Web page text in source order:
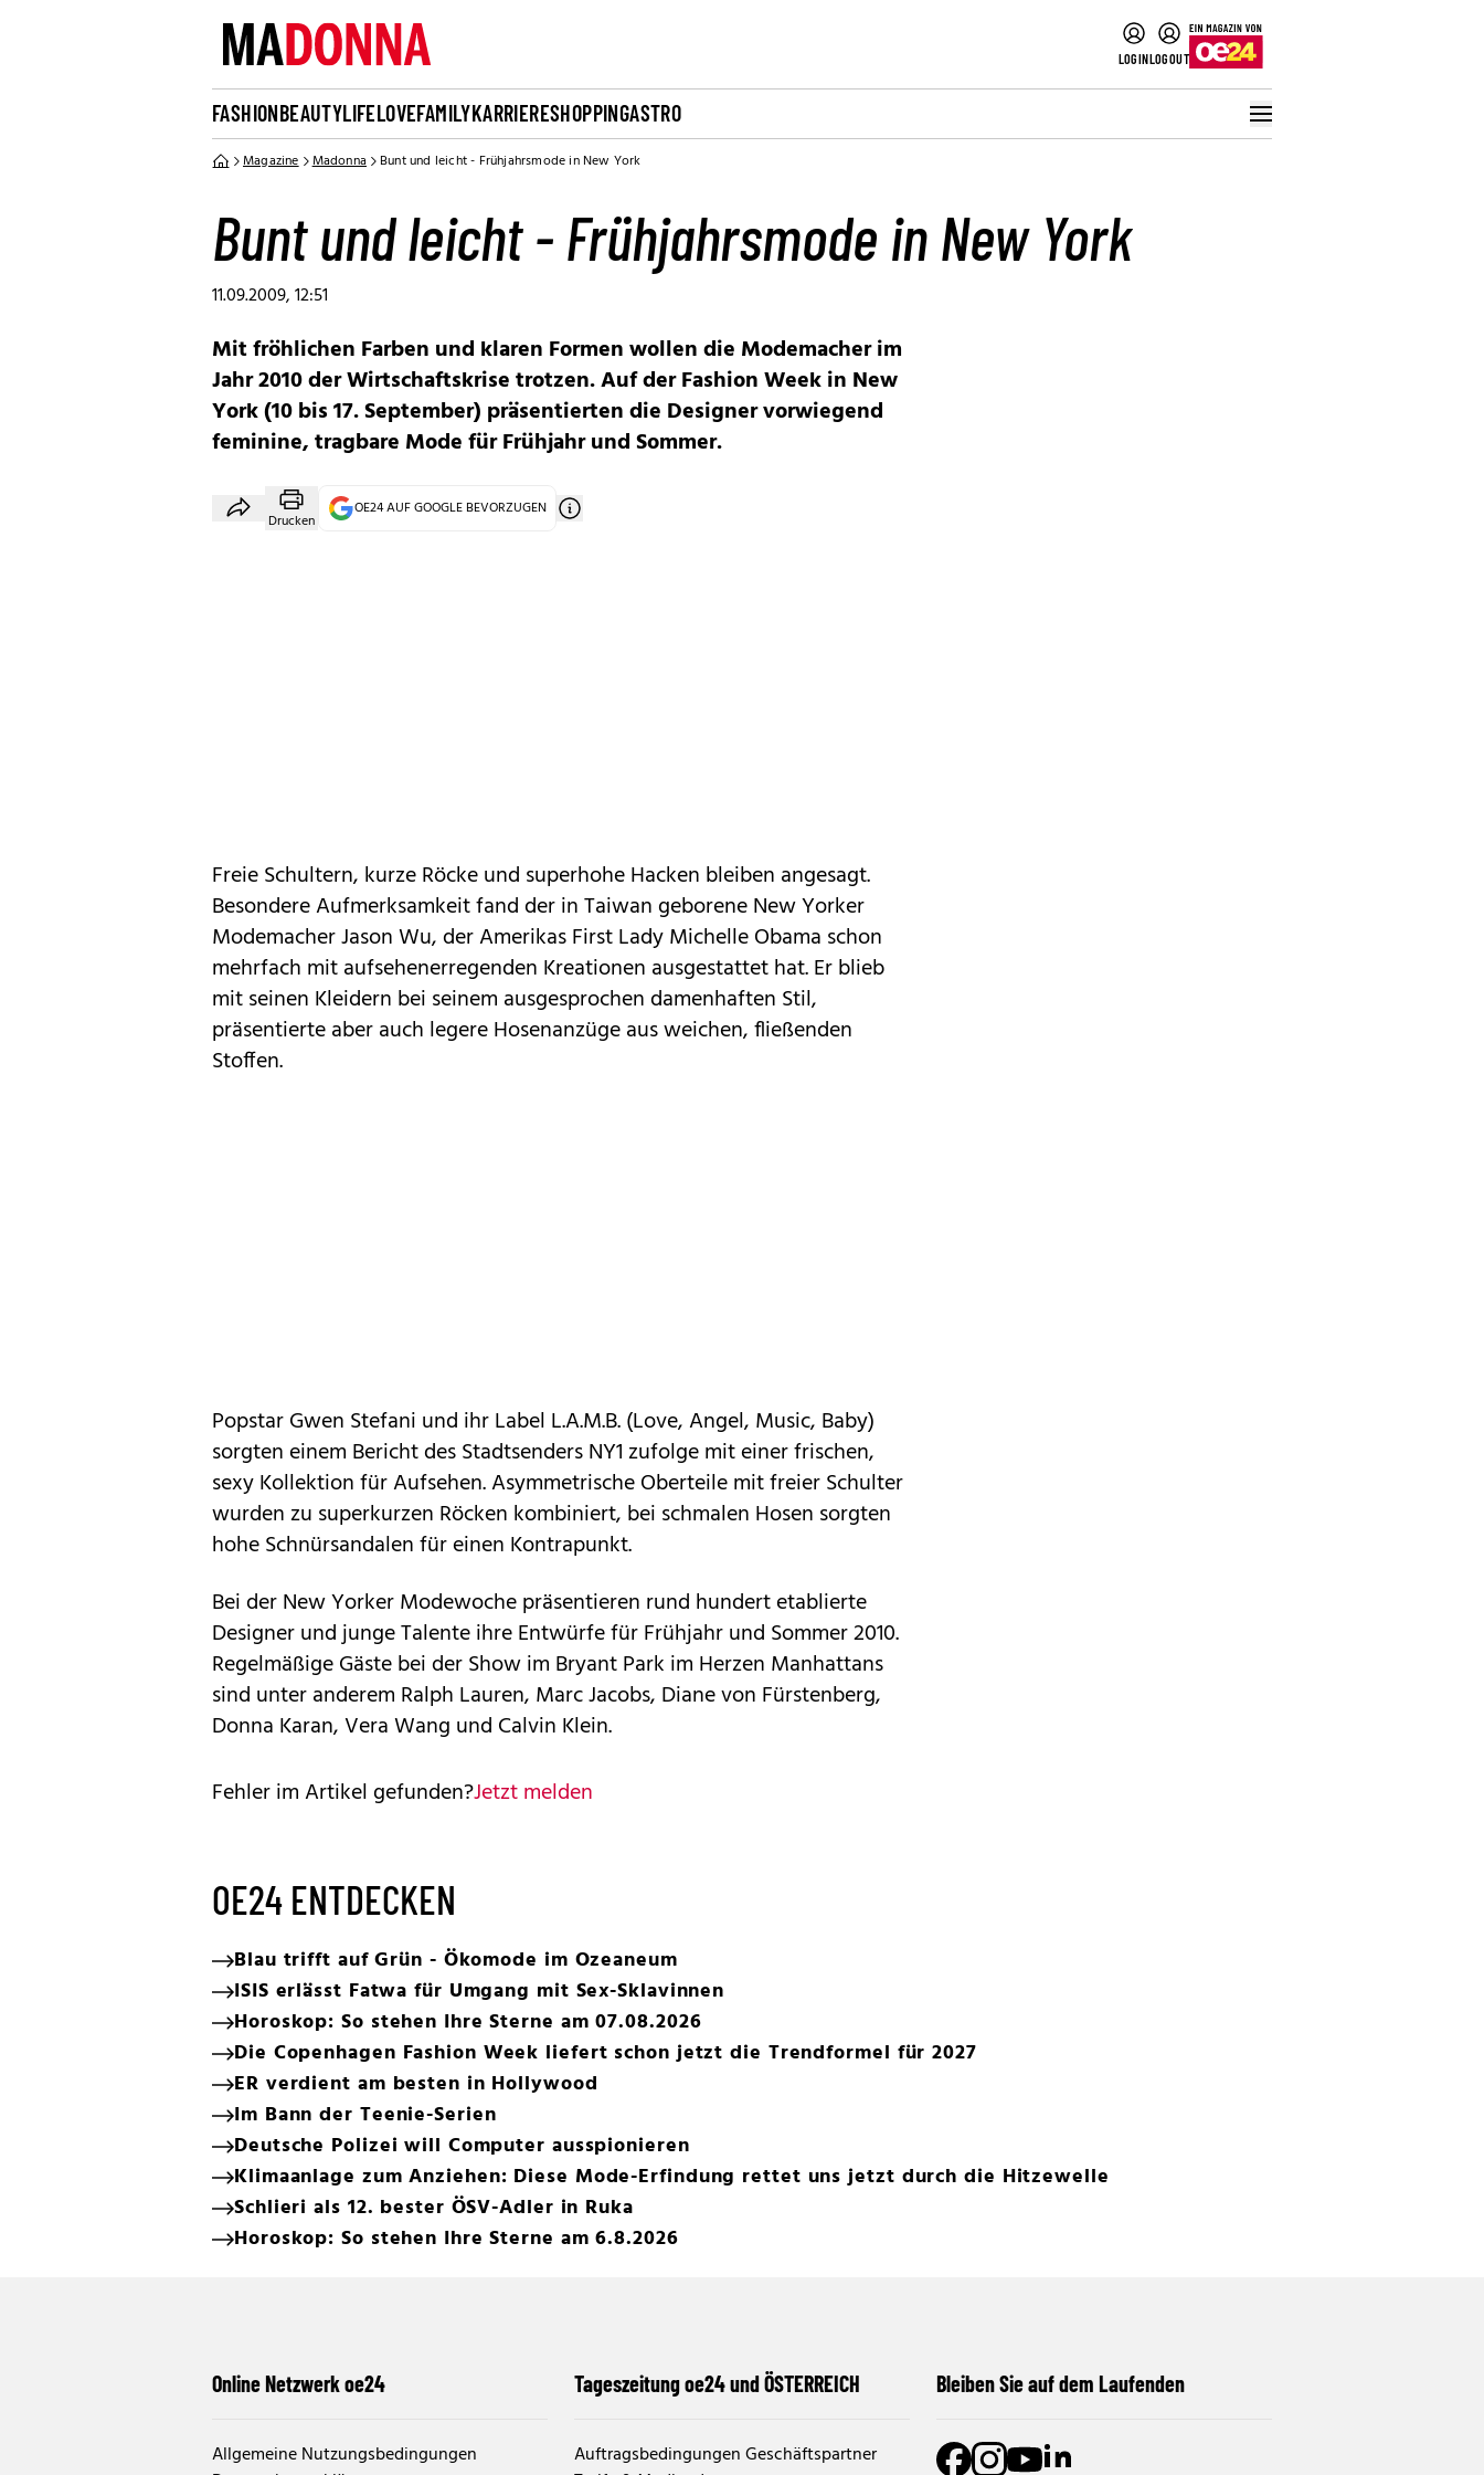
LOGINLOGOUT
FASHIONBEAUTYLIFELOVEFAMILYKARRIERESHOPPINGASTRO
Magazine Madonna Bunt und leicht - Frühjahrsmode in New York
Bunt und leicht - Frühjahrsmode in New York
11.09.2009, 12:51
Mit fröhlichen Farben und klaren Formen wollen die Modemacher im
Jahr 2010 der Wirtschaftskrise trotzen. Auf der Fashion Week in New
York (10 bis 17. September) präsentierten die Designer vorwiegend
feminine, tragbare Mode für Frühjahr und Sommer.
Drucken
OE24 AUF GOOGLE BEVORZUGEN
Freie Schultern, kurze Röcke und superhohe Hacken bleiben angesagt.
Besondere Aufmerksamkeit fand der in Taiwan geborene New Yorker
Modemacher Jason Wu, der Amerikas First Lady Michelle Obama schon
mehrfach mit aufsehenerregenden Kreationen ausgestattet hat. Er blieb
mit seinen Kleidern bei seinem ausgesprochen damenhaften Stil,
präsentierte aber auch legere Hosenanzüge aus weichen, fließenden
Stoffen.
Popstar Gwen Stefani und ihr Label L.A.M.B. (Love, Angel, Music, Baby)
sorgten einem Bericht des Stadtsenders NY1 zufolge mit einer frischen,
sexy Kollektion für Aufsehen. Asymmetrische Oberteile mit freier Schulter
wurden zu superkurzen Röcken kombiniert, bei schmalen Hosen sorgten
hohe Schnürsandalen für einen Kontrapunkt.
Bei der New Yorker Modewoche präsentieren rund hundert etablierte
Designer und junge Talente ihre Entwürfe für Frühjahr und Sommer 2010.
Regelmäßige Gäste bei der Show im Bryant Park im Herzen Manhattans
sind unter anderem Ralph Lauren, Marc Jacobs, Diane von Fürstenberg,
Donna Karan, Vera Wang und Calvin Klein.
Fehler im Artikel gefunden?Jetzt melden
OE24 ENTDECKEN
Blau trifft auf Grün - Ökomode im Ozeaneum
ISIS erlässt Fatwa für Umgang mit Sex-Sklavinnen
Horoskop: So stehen Ihre Sterne am 07.08.2026
Die Copenhagen Fashion Week liefert schon jetzt die Trendformel für 2027
ER verdient am besten in Hollywood
Im Bann der Teenie-Serien
Deutsche Polizei will Computer ausspionieren
Klimaanlage zum Anziehen: Diese Mode-Erfindung rettet uns jetzt durch die Hitzewelle
Schlieri als 12. bester ÖSV-Adler in Ruka
Horoskop: So stehen Ihre Sterne am 6.8.2026
Online Netzwerk oe24
Allgemeine Nutzungsbedingungen
Tageszeitung oe24 und ÖSTERREICH
Auftragsbedingungen Geschäftspartner
Bleiben Sie auf dem Laufenden